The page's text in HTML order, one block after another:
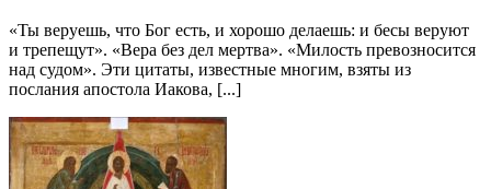
«Ты веруешь, что Бог есть, и хорошо делаешь: и бесы веруют
и трепещут». «Вера без дел мертва». «Милость превозносится
над судом». Эти цитаты, известные многим, взяты из
послания апостола Иакова, [...]